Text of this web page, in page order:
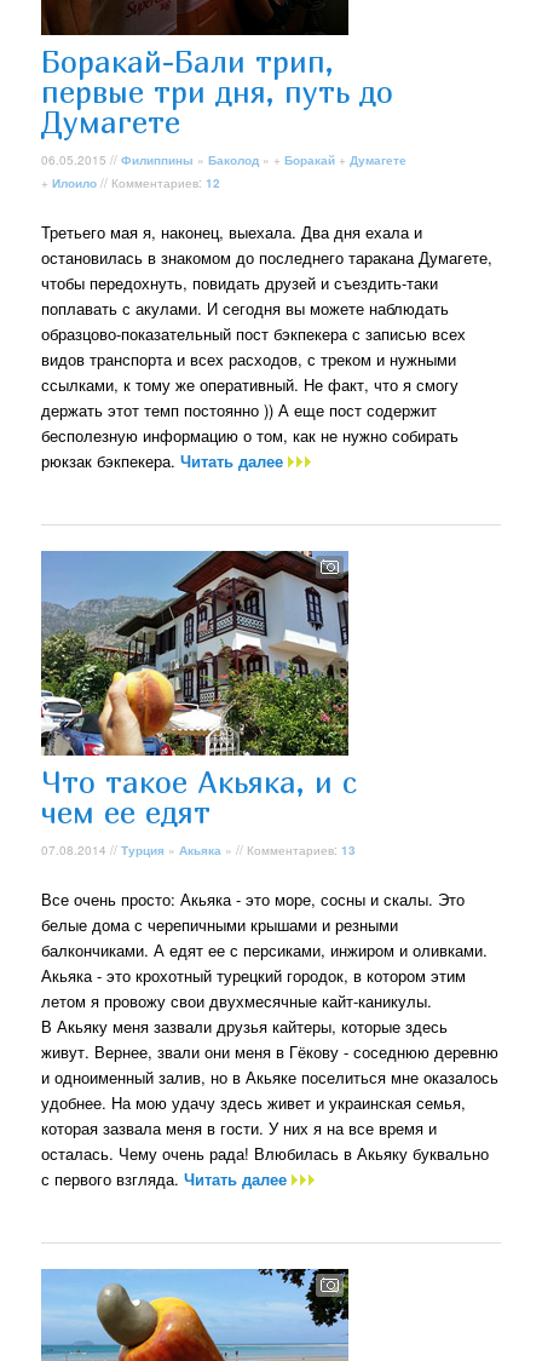
Боракай-Бали трип,
первые три дня, путь до
Думагете
06.05.2015 //Филиппины »Баколод » +Боракай + Думагете
+Илоило // Комментариев:12
Третьего мая я, наконец, выехала. Два дня ехала и
остановилась в знакомом до последнего таракана Думагете,
чтобы передохнуть, повидать друзей и съездить-таки
поплавать с акулами. И сегодня вы можете наблюдать
образцово-показательный пост бэкпекера с записью всех
видов транспорта и всех расходов, с треком и нужными
ссылками, к тому же оперативный. Не факт, что я смогу
держать этот темп постоянно )) А еще пост содержит
бесполезную информацию о том, как не нужно собирать
рюкзак бэкпекера.Читать далее
Что такое Акьяка, и с
чем ее едят
07.08.2014 //Турция »Акьяка » // Комментариев:13
Все очень просто: Акьяка - это море, сосны и скалы. Это
белые дома с черепичными крышами и резными
балкончиками. А едят ее с персиками, инжиром и оливками.
Акьяка - это крохотный турецкий городок, в котором этим
летом я провожу свои двухмесячные кайт-каникулы.
В Акьяку меня зазвали друзья кайтеры, которые здесь
живут. Вернее, звали они меня в Гёкову - соседнюю деревню
и одноименный залив, но в Акьяке поселиться мне оказалось
удобнее. На мою удачу здесь живет и украинская семья,
которая зазвала меня в гости. У них я на все время и
осталась. Чему очень рада! Влюбилась в Акьяку буквально
с первого взгляда.Читать далее